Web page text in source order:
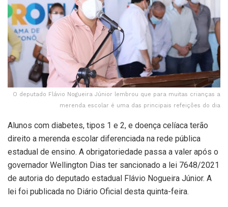
O deputado Flávio Nogueira Júnior lembrou que para muitas crianças a
merenda escolar é uma das principais refeições do dia
Alunos com diabetes, tipos 1 e 2, e doença celíaca terão
direito a merenda escolar diferenciada na rede pública
estadual de ensino. A obrigatoriedade passa a valer após o
governador Wellington Dias ter sancionado a lei 7648/2021
de autoria do deputado estadual Flávio Nogueira Júnior. A
lei foi publicada no Diário Oficial desta quinta-feira.